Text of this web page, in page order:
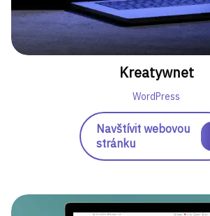
Kreatywnet
WordPress
Navštívit webovou
stránku